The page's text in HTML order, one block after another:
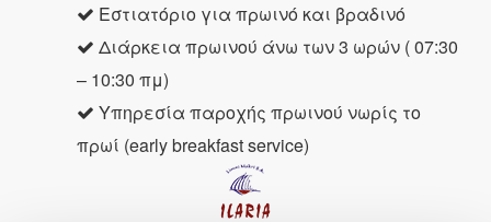
Εστιατόριο για πρωινό και βραδινό
Διάρκεια πρωινού άνω των 3 ωρών ( 07:30
– 10:30 πμ)
Υπηρεσία παροχής πρωινού νωρίς το
πρωί (early breakfast service)